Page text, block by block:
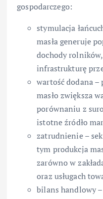
gospodarczego:
stymulacja
masła generuje
dochody
infrastrukturę
wartość dodana
masło zwiększa
porównaniu z
istotne źródło
zatrudnienie –
tym produkcja
zarówno w
oraz usługach
bilans handlowy –